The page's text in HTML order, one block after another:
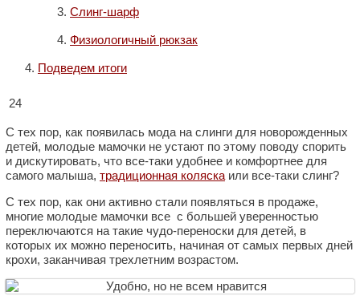
Слинг-шарф
Физиологичный рюкзак
Подведем итоги
24
С тех пор, как появилась мода на слинги для новорожденных
детей, молодые мамочки не устают по этому поводу спорить
и дискутировать, что все-таки удобнее и комфортнее для
самого малыша, традиционная коляска или все-таки слинг?
С тех пор, как они активно стали появляться в продаже,
многие молодые мамочки все с большей уверенностью
переключаются на такие чудо-переноски для детей, в
которых их можно переносить, начиная от самых первых дней
крохи, заканчивая трехлетним возрастом.